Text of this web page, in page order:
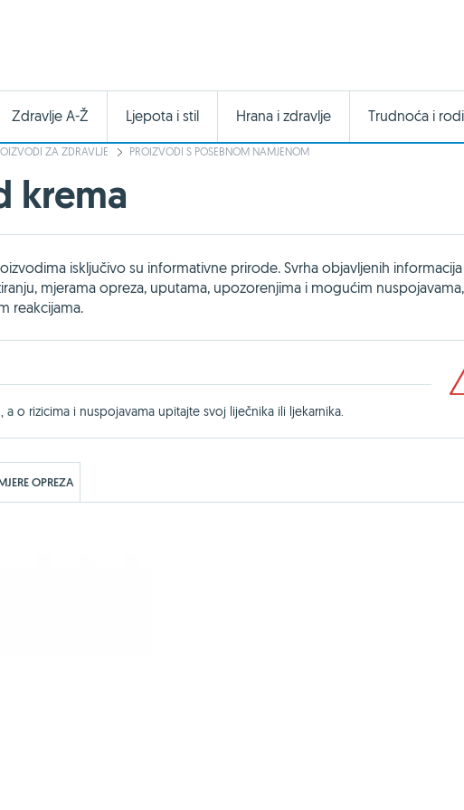
Zdravlje A-Ž Ljepota i stil Hrana i zdravlje Trudnoća i
ZA ZDRAVLJE PROIZVODI S POSEBNOM NAMJENOM
krema
isključivo su informativne prirode. Svrha objavljenih
mjerama opreza, uputama, upozorenjima i mogućim nuspojavama,
reakcijama.
o rizicima i nuspojavama upitajte svoj liječnika ili ljekarnika.
OPREZA